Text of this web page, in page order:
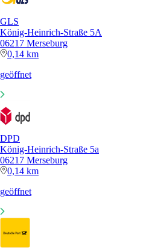
GLS
König-Heinrich-Straße 5A
06217 Merseburg
0,14 km
geöffnet
DPD
König-Heinrich-Straße 5a
06217 Merseburg
0,14 km
geöffnet